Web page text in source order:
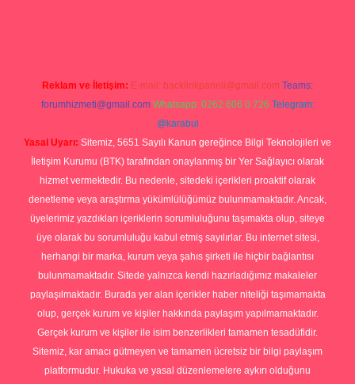
Reklam ve İletişim: E-mail: backlinkpaneli@gmail.com Teams:
forumhizmeti@gmail.com Whatsapp: 0262 606 0 726 Telegram:
@karabul
Yasal Uyarı: Sitemiz, 5651 Sayılı Kanun gereğince Bilgi Teknolojileri ve
İletişim Kurumu (BTK) tarafından onaylanmış bir Yer Sağlayıcı olarak
hizmet vermektedir. Bu nedenle, sitedeki içerikleri proaktif olarak
denetleme veya araştırma yükümlülüğümüz bulunmamaktadır. Ancak,
üyelerimiz yazdıkları içeriklerin sorumluluğunu taşımakta olup, siteye
üye olarak bu sorumluluğu kabul etmiş sayılırlar. Bu internet sitesi,
herhangi bir marka, kurum veya şahıs şirketi ile hiçbir bağlantısı
bulunmamaktadır. Sitede yalnızca kendi hazırladığımız makaleler
paylaşılmaktadır. Burada yer alan içerikler haber niteliği taşımamakta
olup, gerçek kurum ve kişiler hakkında paylaşım yapılmamaktadır.
Gerçek kurum ve kişiler ile isim benzerlikleri tamamen tesadüfidir.
Sitemiz, kar amacı gütmeyen ve tamamen ücretsiz bir bilgi paylaşım
platformudur. Hukuka ve yasal düzenlemelere aykırı olduğunu